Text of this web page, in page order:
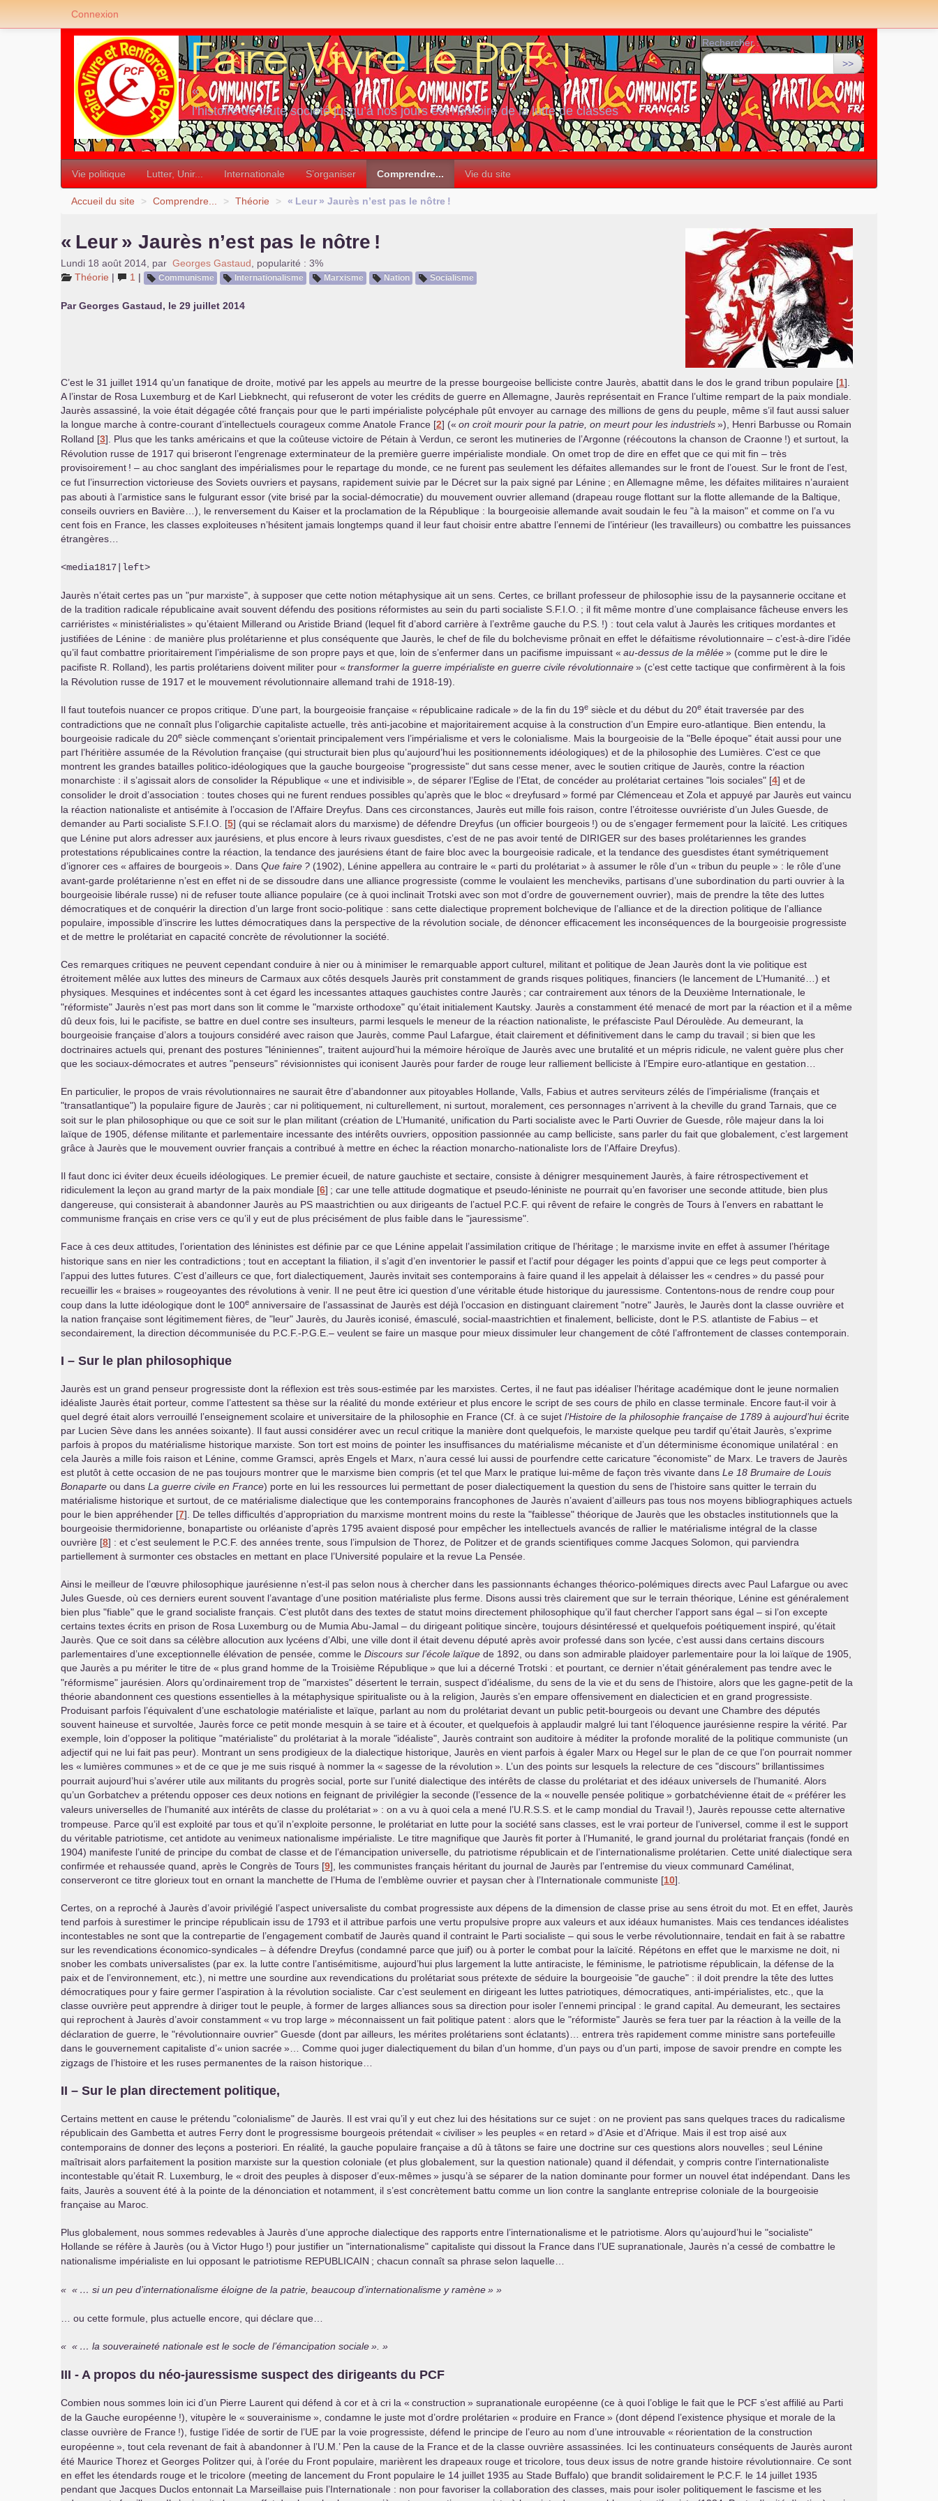
«
l’histoire de toute société jusqu’à nos jours est l’histoire de la lutte de classes
»
Rechercher :
>>
Vie politique Lutter, Unir... Internationale S’organiser Comprendre... Vie du site
Accueil du site > Comprendre... > Théorie > « Leur » Jaurès n’est pas le nôtre !
« Leur» Jaurès n’est pas le nôtre !
Lundi 18 août 2014 par Georges Gastaud
popularité : 3%
Théorie | 1 | Communisme Internationalisme Marxisme Nation Socialisme
Par Georges Gastaud, le 29 juillet 2014
C’est le 31 juillet 1914 qu’un fanatique de droite, motivé par les appels au meurtre de la presse bourgeoise belliciste contre Jaurès, abattit dans le dos le grand tribun populaire [1]
A l’instar de Rosa Luxemburg et de Karl Liebknecht, qui refuseront de voter les crédits de guerre en Allemagne, Jaurès représentait en France l’ultime rempart de la paix mondiale.
Jaurès assassiné, la voie était dégagée côté français pour que le parti impérialiste polycéphale pût envoyer au carnage des millions de gens du peuple, même s’il faut aussi saluer
la longue marche à contre-courant d’intellectuels courageux comme Anatole France [2] (« on croit mourir pour la patrie, on meurt pour les industriels»), Henri Barbusse ou Romain
Rolland [3] . Plus que les tanks américains et que la coûteuse victoire de Pétain à Verdun, ce seront les mutineries de l’Argonne (réécoutons la chanson de Craonne !) et surtout, la
Révolution russe de 1917 qui briseront l’engrenage exterminateur de la première guerre impérialiste mondiale. On omet trop de dire en effet que ce qui mit fin – très
provisoirement ! – au choc sanglant des impérialismes pour le repartage du monde, ce ne furent pas seulement les défaites allemandes sur le front de l’ouest. Sur le front de l’est,
ce fut l’insurrection victorieuse des Soviets ouvriers et paysans, rapidement suivie par le Décret sur la paix signé par Lénine ; en Allemagne même, les défaites militaires n’auraient
pas abouti à l’armistice sans le fulgurant essor (vite brisé par la social-démocratie) du mouvement ouvrier allemand (drapeau rouge flottant sur la flotte allemande de la Baltique,
conseils ouvriers en Bavière…), le renversement du Kaiser et la proclamation de la République : la bourgeoisie allemande avait soudain le feu "à la maison" et comme on l’a vu
cent fois en France, les classes exploiteuses n’hésitent jamais longtemps quand il leur faut choisir entre abattre l’ennemi de l’intérieur (les travailleurs) ou combattre les puissances
étrangères…
<media1817|left>
Jaurès n’était certes pas un "pur marxiste", à supposer que cette notion métaphysique ait un sens. Certes, ce brillant professeur de philosophie issu de la paysannerie occitane et
de la tradition radicale républicaine avait souvent défendu des positions réformistes au sein du parti socialiste S.F.I. O. ; il fit même montre d’une complaisance fâcheuse envers les
carriéristes « ministérialistes» qu’étaient Millerand ou Aristide Briand (lequel fit d’abord carrière à l’extrême gauche du P.S. !) : tout cela valut à Jaurès les critiques mordantes et
justifiées de Lénine : de manière plus prolétarienne et plus conséquente que Jaurès, le chef de file du bolchevisme prônait en effet le défaitisme révolutionnaire – c’est-à-dire l’idée
qu’il faut combattre prioritairement l’impérialisme de son propre pays et que, loin de s’enfermer dans un pacifisme impuissant « au-dessus de la mêlée» (comme put le dire le
pacifiste R. Rolland), les partis prolétariens doivent militer pour « transformer la guerre impérialiste en guerre civile révolutionnaire» (c’est cette tactique que confirmèrent à la fois
la Révolution russe de 1917 et le mouvement révolutionnaire allemand trahi de 1918-19).
Il faut toutefois nuancer ce propos critique. D’une part, la bourgeoisie française « républicaine radicale» de la fin du 19e siècle et du début du 20e était traversée par des
contradictions que ne connaît plus l’oligarchie capitaliste actuelle, très anti-jacobine et majoritairement acquise à la construction d’un Empire euro-atlantique. Bien entendu, la
bourgeoisie radicale du 20e siècle commençant s’orientait principalement vers l’impérialisme et vers le colonialisme. Mais la bourgeoisie de la "Belle époque" était aussi pour une
part l’héritière assumée de la Révolution française (qui structurait bien plus qu’aujourd’hui les positionnements idéologiques) et de la philosophie des Lumières. C’est ce que
montrent les grandes batailles politico-idéologiques que la gauche bourgeoise "progressiste" dut sans cesse mener, avec le soutien critique de Jaurès, contre la réaction
monarchiste : il s’agissait alors de consolider la République « une et indivisible», de séparer l’Eglise de l’Etat, de concéder au prolétariat certaines "lois sociales" [4] et de
consolider le droit d’association : toutes choses qui ne furent rendues possibles qu’après que le bloc « dreyfusard » formé par Clémenceau et Zola et appuyé par Jaurès eut vaincu
la réaction nationaliste et antisémite à l’occasion de l’Affaire Dreyfus. Dans ces circonstances, Jaurès eut mille fois raison, contre l’étroitesse ouvriériste d’un Jules Guesde, de
demander au Parti socialiste S.F.I.O. [5] (qui se réclamait alors du marxisme) de défendre Dreyfus (un officier bourgeois !) ou de s’engager fermement pour la laïcité. Les critiques
que Lénine put alors adresser aux jaurésiens, et plus encore à leurs rivaux guesdistes, c’est de ne pas avoir tenté de DIRIGER sur des bases prolétariennes les grandes
protestations républicaines contre la réaction, la tendance des jaurésiens étant de faire bloc avec la bourgeoisie radicale, et la tendance des guesdistes étant symétriquement
d’ignorer ces « affaires de bourgeois». Dans Que faire ? (1902), Lénine appellera au contraire le « parti du prolétariat» à assumer le rôle d’un « tribun du peuple» : le rôle d’une
avant-garde prolétarienne n’est en effet ni de se dissoudre dans une alliance progressiste (comme le voulaient les mencheviks, partisans d’une subordination du parti ouvrier à la
bourgeoisie libérale russe) ni de refuser toute alliance populaire (ce à quoi inclinait Trotski avec son mot d’ordre de gouvernement ouvrier), mais de prendre la tête des luttes
démocratiques et de conquérir la direction d’un large front socio-politique : sans cette dialectique proprement bolchevique de l’alliance et de la direction politique de l’alliance
populaire, impossible d’inscrire les luttes démocratiques dans la perspective de la révolution sociale, de dénoncer efficacement les inconséquences de la bourgeoisie progressiste
et de mettre le prolétariat en capacité concrète de révolutionner la société.
Ces remarques critiques ne peuvent cependant conduire à nier ou à minimiser le remarquable apport culturel, militant et politique de Jean Jaurès dont la vie politique est
étroitement mêlée aux luttes des mineurs de Carmaux aux côtés desquels Jaurès prit constamment de grands risques politiques, financiers (le lancement de L’Humanité…) et
physiques. Mesquines et indécentes sont à cet égard les incessantes attaques gauchistes contre Jaurès ; car contrairement aux ténors de la Deuxième Internationale, le
"réformiste" Jaurès n’est pas mort dans son lit comme le "marxiste orthodoxe" qu’était initialement Kautsky. Jaurès a constamment été menacé de mort par la réaction et il a même
dû deux fois, lui le pacifiste, se battre en duel contre ses insulteurs, parmi lesquels le meneur de la réaction nationaliste, le préfasciste Paul Déroulède. Au demeurant, la
bourgeoisie française d’alors a toujours considéré avec raison que Jaurès, comme Paul Lafargue, était clairement et définitivement dans le camp du travail ; si bien que les
doctrinaires actuels qui, prenant des postures "léniniennes", traitent aujourd’hui la mémoire héroïque de Jaurès avec une brutalité et un mépris ridicule, ne valent guère plus cher
que les sociaux-démocrates et autres "penseurs" révisionnistes qui iconisent Jaurès pour farder de rouge leur ralliement belliciste à l’Empire euro-atlantique en gestation…
En particulier, le propos de vrais révolutionnaires ne saurait être d’abandonner aux pitoyables Hollande, Valls, Fabius et autres serviteurs zélés de l’impérialisme (français et
"transatlantique") la populaire figure de Jaurès ; car ni politiquement, ni culturellement, ni surtout, moralement, ces personnages n’arrivent à la cheville du grand Tarnais, que ce
soit sur le plan philosophique ou que ce soit sur le plan militant (création de L’Humanité, unification du Parti socialiste avec le Parti Ouvrier de Guesde, rôle majeur dans la loi
laïque de 1905, défense militante et parlementaire incessante des intérêts ouvriers, opposition passionnée au camp belliciste, sans parler du fait que globalement, c’est largement
grâce à Jaurès que le mouvement ouvrier français a contribué à mettre en échec la réaction monarcho-nationaliste lors de l’Affaire Dreyfus).
Il faut donc ici éviter deux écueils idéologiques. Le premier écueil, de nature gauchiste et sectaire, consiste à dénigrer mesquinement Jaurès, à faire rétrospectivement et
ridiculement la leçon au grand martyr de la paix mondiale [6] ; car une telle attitude dogmatique et pseudo-léniniste ne pourrait qu’en favoriser une seconde attitude, bien plus
dangereuse, qui consisterait à abandonner Jaurès au PS maastrichtien ou aux dirigeants de l’actuel P.C.F. qui rêvent de refaire le congrès de Tours à l’envers en rabattant le
communisme français en crise vers ce qu’il y eut de plus précisément de plus faible dans le "jauressisme".
Face à ces deux attitudes, l’orientation des léninistes est définie par ce que Lénine appelait l’assimilation critique de l’héritage ; le marxisme invite en effet à assumer l’héritage
historique sans en nier les contradictions ; tout en acceptant la filiation, il s’agit d’en inventorier le passif et l’actif pour dégager les points d’appui que ce legs peut comporter à
l’appui des luttes futures. C’est d’ailleurs ce que, fort dialectiquement, Jaurès invitait ses contemporains à faire quand il les appelait à délaisser les « cendres» du passé pour
recueillir les « braises» rougeoyantes des révolutions à venir. Il ne peut être ici question d’une véritable étude historique du jauressisme. Contentons-nous de rendre coup pour
coup dans la lutte idéologique dont le 100e anniversaire de l’assassinat de Jaurès est déjà l’occasion en distinguant clairement "notre" Jaurès, le Jaurès dont la classe ouvrière et
la nation française sont légitimement fières, de "leur" Jaurès, du Jaurès iconisé, émasculé, social-maastrichtien et finalement, belliciste, dont le P.S. atlantiste de Fabius – et
secondairement, la direction décommunisée du P.C. F.-P.G.E. – veulent se faire un masque pour mieux dissimuler leur changement de côté l’affrontement de classes contemporain.
I – Sur le plan philosophique
Jaurès est un grand penseur progressiste dont la réflexion est très sous-estimée par les marxistes. Certes, il ne faut pas idéaliser l’héritage académique dont le jeune normalien
idéaliste Jaurès était porteur, comme l’attestent sa thèse sur la réalité du monde extérieur et plus encore le script de ses cours de philo en classe terminale. Encore faut-il voir à
quel degré était alors verrouillé l’enseignement scolaire et universitaire de la philosophie en France (Cf. à ce sujet l’Histoire de la philosophie française de 1789 à aujourd’huiécrite
par Lucien Sève dans les années soixante). Il faut aussi considérer avec un recul critique la manière dont quelquefois, le marxiste quelque peu tardif qu’était Jaurès, s’exprime
parfois à propos du matérialisme historique marxiste. Son tort est moins de pointer les insuffisances du matérialisme mécaniste et d’un déterminisme économique unilatéral : en
cela Jaurès a mille fois raison et Lénine, comme Gramsci, après Engels et Marx, n’aura cessé lui aussi de pourfendre cette caricature "économiste" de Marx. Le travers de Jaurès
est plutôt à cette occasion de ne pas toujours montrer que le marxisme bien compris (et tel que Marx le pratique lui-même de façon très vivante dans Le 18 Brumaire de Louis
Bonaparte ou dans La guerre civile en France) porte en lui les ressources lui permettant de poser dialectiquement la question du sens de l’histoire sans quitter le terrain du
matérialisme historique et surtout, de ce matérialisme dialectique que les contemporains francophones de Jaurès n’avaient d’ailleurs pas tous nos moyens bibliographiques actuels
pour le bien appréhender [7] . De telles difficultés d’appropriation du marxisme montrent moins du reste la "faiblesse" théorique de Jaurès que les obstacles institutionnels que la
bourgeoisie thermidorienne, bonapartiste ou orléaniste d’après 1795 avaient disposé pour empêcher les intellectuels avancés de rallier le matérialisme intégral de la classe
ouvrière [8] : et c’est seulement le P.C.F. des années trente, sous l’impulsion de Thorez, de Politzer et de grands scientifiques comme Jacques Solomon, qui parviendra
partiellement à surmonter ces obstacles en mettant en place l’Université populaire et la revue La Pensée.
Ainsi le meilleur de l’œuvre philosophique jaurésienne n’est-il pas selon nous à chercher dans les passionnants échanges théorico-polémiques directs avec Paul Lafargue ou avec
Jules Guesde, où ces derniers eurent souvent l’avantage d’une position matérialiste plus ferme. Disons aussi très clairement que sur le terrain théorique, Lénine est généralement
bien plus "fiable" que le grand socialiste français. C’est plutôt dans des textes de statut moins directement philosophique qu’il faut chercher l’apport sans égal – si l’on excepte
certains textes écrits en prison de Rosa Luxemburg ou de Mumia Abu-Jamal – du dirigeant politique sincère, toujours désintéressé et quelquefois poétiquement inspiré, qu’était
Jaurès. Que ce soit dans sa célèbre allocution aux lycéens d’Albi, une ville dont il était devenu député après avoir professé dans son lycée, c’est aussi dans certains discours
parlementaires d’une exceptionnelle élévation de pensée, comme le Discours sur l’école laïque de 1892, ou dans son admirable plaidoyer parlementaire pour la loi laïque de 1905,
que Jaurès a pu mériter le titre de « plus grand homme de la Troisième République» que lui a décerné Trotski : et pourtant, ce dernier n’était généralement pas tendre avec le
"réformisme" jaurésien. Alors qu’ordinairement trop de "marxistes" désertent le terrain, suspect d’idéalisme, du sens de la vie et du sens de l’histoire, alors que les gagne-petit de la
théorie abandonnent ces questions essentielles à la métaphysique spiritualiste ou à la religion, Jaurès s’en empare offensivement en dialecticien et en grand progressiste.
Produisant parfois l’équivalent d’une eschatologie matérialiste et laïque, parlant au nom du prolétariat devant un public petit-bourgeois ou devant une Chambre des députés
souvent haineuse et survoltée, Jaurès force ce petit monde mesquin à se taire et à écouter, et quelquefois à applaudir malgré lui tant l’éloquence jaurésienne respire la vérité. Par
exemple, loin d’opposer la politique "matérialiste" du prolétariat à la morale "idéaliste", Jaurès contraint son auditoire à méditer la profonde moralité de la politique communiste (un
adjectif qui ne lui fait pas peur). Montrant un sens prodigieux de la dialectique historique, Jaurès en vient parfois à égaler Marx ou Hegel sur le plan de ce que l’on pourrait nommer
les « lumières communes» et de ce que je me suis risqué à nommer la « sagesse de la révolution ». L’un des points sur lesquels la relecture de ces "discours" brillantissimes
pourrait aujourd’hui s’avérer utile aux militants du progrès social, porte sur l’unité dialectique des intérêts de classe du prolétariat et des idéaux universels de l’humanité. Alors
qu’un Gorbatchev a prétendu opposer ces deux notions en feignant de privilégier la seconde (l’essence de la « nouvelle pensée politique» gorbatchévienne était de « préférer les
valeurs universelles de l’humanité aux intérêts de classe du prolétariat» : on a vu à quoi cela a mené l’U.R.S.S. et le camp mondial du Travail !), Jaurès repousse cette alternative
trompeuse. Parce qu’il est exploité par tous et qu’il n’exploite personne, le prolétariat en lutte pour la société sans classes, est le vrai porteur de l’universel, comme il est le support
du véritable patriotisme, cet antidote au venimeux nationalisme impérialiste. Le titre magnifique que Jaurès fit porter à l’Humanité, le grand journal du prolétariat français (fondé en
1904) manifeste l’unité de principe du combat de classe et de l’émancipation universelle, du patriotisme républicain et de l’internationalisme prolétarien. Cette unité dialectique sera
confirmée et rehaussée quand, après le Congrès de Tours [9] , les communistes français héritant du journal de Jaurès par l’entremise du vieux communard Camélinat,
conserveront ce titre glorieux tout en ornant la manchette de l’Huma de l’emblème ouvrier et paysan cher à l’Internationale communiste [10]
Certes, on a reproché à Jaurès d’avoir privilégié l’aspect universaliste du combat progressiste aux dépens de la dimension de classe prise au sens étroit du mot. Et en effet, Jaurès
tend parfois à surestimer le principe républicain issu de 1793 et il attribue parfois une vertu propulsive propre aux valeurs et aux idéaux humanistes. Mais ces tendances idéalistes
incontestables ne sont que la contrepartie de l’engagement combatif de Jaurès quand il contraint le Parti socialiste – qui sous le verbe révolutionnaire, tendait en fait à se rabattre
sur les revendications économico-syndicales – à défendre Dreyfus (condamné parce que juif) ou à porter le combat pour la laïcité. Répétons en effet que le marxisme ne doit, ni
snober les combats universalistes (par ex. la lutte contre l’antisémitisme, aujourd’hui plus largement la lutte antiraciste, le féminisme, le patriotisme républicain, la défense de la
paix et de l’environnement, etc.), ni mettre une sourdine aux revendications du prolétariat sous prétexte de séduire la bourgeoisie "de gauche" : il doit prendre la tête des luttes
démocratiques pour y faire germer l’aspiration à la révolution socialiste. Car c’est seulement en dirigeant les luttes patriotiques, démocratiques, anti-impérialistes, etc., que la
classe ouvrière peut apprendre à diriger tout le peuple, à former de larges alliances sous sa direction pour isoler l’ennemi principal : le grand capital. Au demeurant, les sectaires
qui reprochent à Jaurès d’avoir constamment « vu trop large» méconnaissent un fait politique patent : alors que le "réformiste" Jaurès se fera tuer par la réaction à la veille de la
déclaration de guerre, le "révolutionnaire ouvrier" Guesde (dont par ailleurs, les mérites prolétariens sont éclatants)… entrera très rapidement comme ministre sans portefeuille
dans le gouvernement capitaliste d’« union sacrée»… Comme quoi juger dialectiquement du bilan d’un homme, d’un pays ou d’un parti, impose de savoir prendre en compte les
zigzags de l’histoire et les ruses permanentes de la raison historique…
II – Sur le plan directement politique,
Certains mettent en cause le prétendu "colonialisme" de Jaurès. Il est vrai qu’il y eut chez lui des hésitations sur ce sujet : on ne provient pas sans quelques traces du radicalisme
républicain des Gambetta et autres Ferry dont le progressisme bourgeois prétendait « civiliser» les peuples « en retard » d’Asie et d’Afrique. Mais il est trop aisé aux
contemporains de donner des leçons a posteriori. En réalité, la gauche populaire française a dû à tâtons se faire une doctrine sur ces questions alors nouvelles ; seul Lénine
maîtrisait alors parfaitement la position marxiste sur la question coloniale (et plus globalement, sur la question nationale) quand il défendait, y compris contre l’internationaliste
incontestable qu’était R. Luxemburg, le « droit des peuples à disposer d’eux-mêmes» jusqu’à se séparer de la nation dominante pour former un nouvel état indépendant. Dans les
faits, Jaurès a souvent été à la pointe de la dénonciation et notamment, il s’est concrètement battu comme un lion contre la sanglante entreprise coloniale de la bourgeoisie
française au Maroc.
Plus globalement, nous sommes redevables à Jaurès d’une approche dialectique des rapports entre l’internationalisme et le patriotisme. Alors qu’aujourd’hui le "socialiste"
Hollande se réfère à Jaurès (ou à Victor Hugo !) pour justifier un "internationalisme" capitaliste qui dissout la France dans l’UE supranationale, Jaurès n’a cessé de combattre le
nationalisme impérialiste en lui opposant le patriotisme REPUBLICAIN ; chacun connaît sa phrase selon laquelle…
« … si un peu d’internationalisme éloigne de la patrie, beaucoup d’internationalisme y ramène»
… ou cette formule, plus actuelle encore, qui déclare que…
« … la souveraineté nationale est le socle de l’émancipation sociale».
III - A propos du néo-jauressisme suspect des dirigeants du PCF
Combien nous sommes loin ici d’un Pierre Laurent qui défend à cor et à cri la « construction » supranationale européenne (ce à quoi l’oblige le fait que le PCF s’est affilié au Parti
de la Gauche européenne !), vitupère le « souverainisme», condamne le juste mot d’ordre prolétarien « produire en France» (dont dépend l’existence physique et morale de la
classe ouvrière de France !), fustige l’idée de sortir de l’UE par la voie progressiste, défend le principe de l’euro au nom d’une introuvable « réorientation de la construction
européenne», tout cela revenant de fait à abandonner à l’U.M.’ Pen la cause de la France et de la classe ouvrière assassinées. Ici les continuateurs conséquents de Jaurès auront
été Maurice Thorez et Georges Politzer qui, à l’orée du Front populaire, marièrent les drapeaux rouge et tricolore, tous deux issus de notre grande histoire révolutionnaire. Ce sont
en effet les étendards rouge et le tricolore (meeting de lancement du Front populaire le 14 juillet 1935 au Stade Buffalo) que brandit solidairement le P.C.F. le 14 juillet 1935
pendant que Jacques Duclos entonnait La Marseillaise puis l’Internationale : non pour favoriser la collaboration des classes, mais pour isoler politiquement le fascisme et les
Connexion